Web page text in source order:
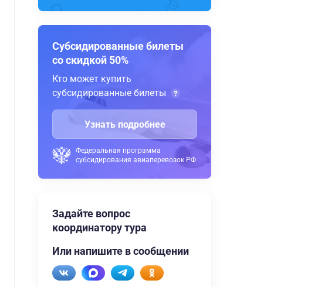
Субсидированные билеты
со скидкой 50%
Кто может купить
субсидированные билеты
Узнать подробнее
Федеральная программа
субсидирования авиаперевозок РФ
Задайте вопрос
координатору тура
Или напишите в сообщении